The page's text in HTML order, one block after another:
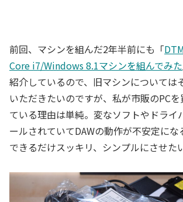
前回、マシンを組んだ2年半前にも「
Core i7/Windows 8.1マシンを組んでみた
紹介しているので、旧マシンについては
いただきたいのですが、私が市販のPC
ている理由は単純。変なソフトやドライ
ールされていてDAWの動作が不安定にな
できるだけスッキリ、シンプルにさせた